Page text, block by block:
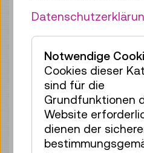
Führung / Aktion
2 Plätze frei
€ 3,90
Fr 07.08. 17:00–17:30
Führung / Aktion
4 Plätze frei
€ 3,90
Sa 08.08. 10:30–11:00
Notwendige
Cookies dieser
sind für die
Grundfunktionen
Website
dienen der